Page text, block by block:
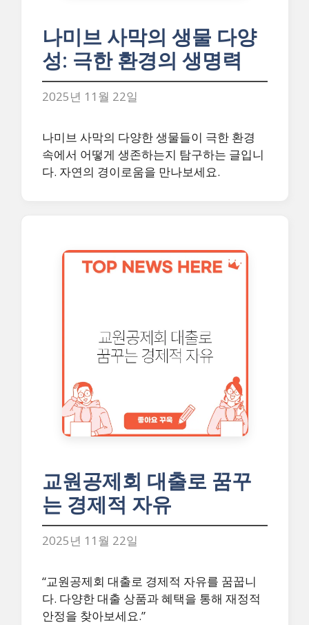
나미브 사막의 생물 다양
성: 극한 환경의 생명력
2025년 11월 22일
나미브 사막의 다양한 생물들이 극한 환경
속에서 어떻게 생존하는지 탐구하는 글입니
다. 자연의 경이로움을 만나보세요.
교원공제회 대출로 꿈꾸
는 경제적 자유
2025년 11월 22일
“교원공제회 대출로 경제적 자유를 꿈꿉니
다. 다양한 대출 상품과 혜택을 통해 재정적
안정을 찾아보세요.”